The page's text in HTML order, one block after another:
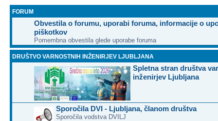
FORUM
Obvestila o forumu, uporabi foruma, informacije o
piškotkov
Pomembna obvestila glede uporabe foruma
DRUŠTVO VARNOSTNIH INŽENIRJEV LJUBLJANA
Spletna stran društva
inženirjev Ljubljana
Sporočila DVI - Ljubljana, članom društva
Sporočila vodstva DVILJ